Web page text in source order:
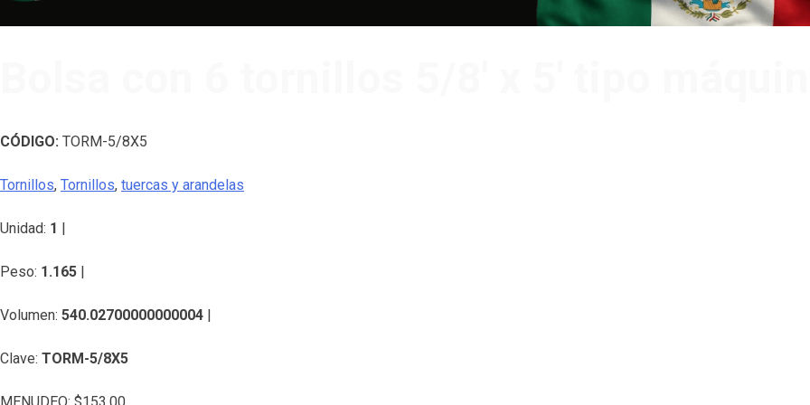
CÓDIGO: TORM-5/8X5
Tornillos, Tornillos, tuercas y arandelas
Unidad: 1
Peso: 1.165
Volumen: 540.02700000000004
Clave: TORM-5/8X5